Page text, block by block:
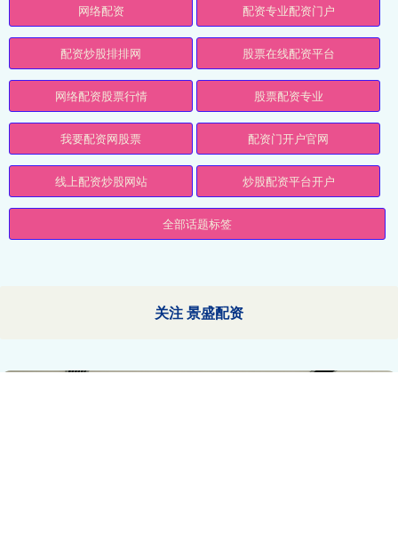
网络配资 配资专业配资门户
配资炒股排排网 股票在线配资平台
网络配资股票行情 股票配资专业
我要配资网股票 配资门开户官网
线上配资炒股网站 炒股配资平台开户
全部话题标签
关注 景盛配资